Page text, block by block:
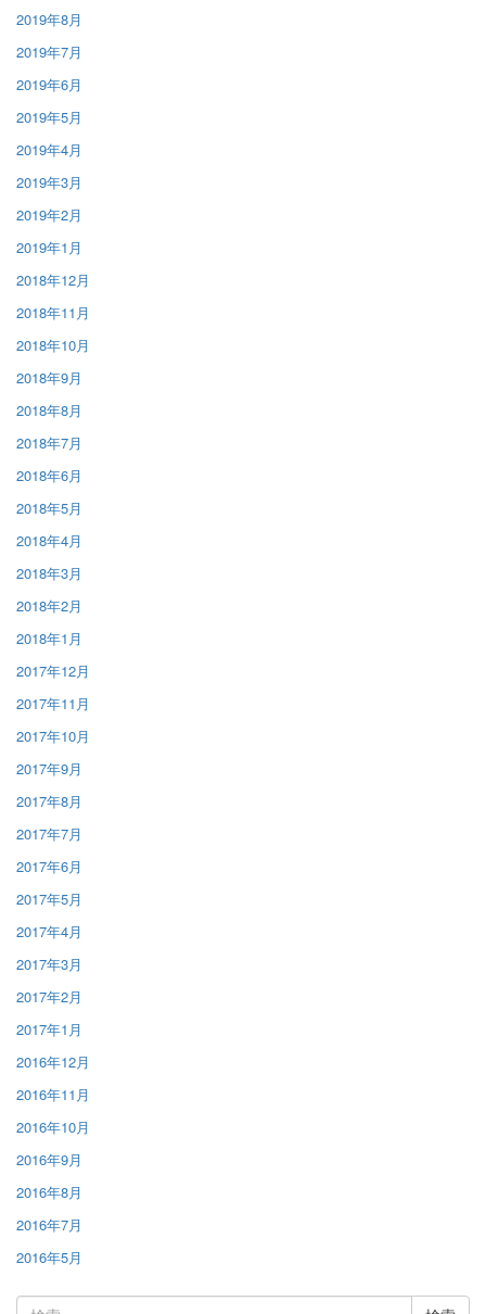
2019年8月
2019年7月
2019年6月
2019年5月
2019年4月
2019年3月
2019年2月
2019年1月
2018年12月
2018年11月
2018年10月
2018年9月
2018年8月
2018年7月
2018年6月
2018年5月
2018年4月
2018年3月
2018年2月
2018年1月
2017年12月
2017年11月
2017年10月
2017年9月
2017年8月
2017年7月
2017年6月
2017年5月
2017年4月
2017年3月
2017年2月
2017年1月
2016年12月
2016年11月
2016年10月
2016年9月
2016年8月
2016年7月
2016年5月